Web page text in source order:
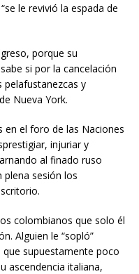
le revivió la espada de
porque su
si por la cancelación
pelafustanezcas y
Nueva York.
en el foro de las Naciones
injuriar y
al finado ruso
plena sesión los
colombianos que solo él
Alguien le “sopló”
que supuestamente poco
ascendencia italiana,